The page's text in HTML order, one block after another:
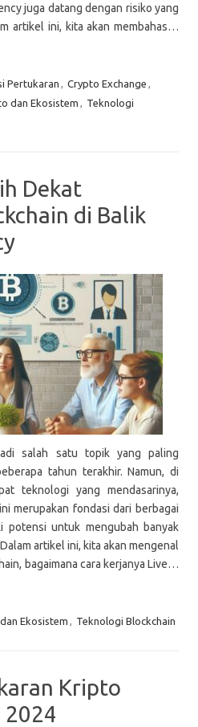
juga datang dengan risiko yang
artikel ini, kita akan membahas…
Pertukaran , Crypto Exchange ,
dan Ekosistem , Teknologi
Dekat
di Balik
salah satu topik yang paling
tahun terakhir. Namun, di
teknologi yang mendasarinya,
merupakan fondasi dari berbagai
potensi untuk mengubah banyak
artikel ini, kita akan mengenal
bagaimana cara kerjanya Live…
Ekosistem , Teknologi Blockchain
Kripto
2024